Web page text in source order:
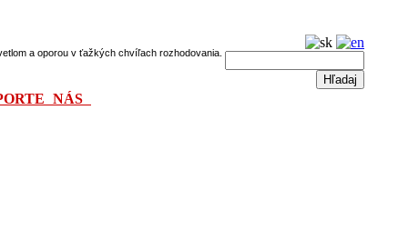
a oporou v ťažkých chvíľach rozhodovania.
NÁS